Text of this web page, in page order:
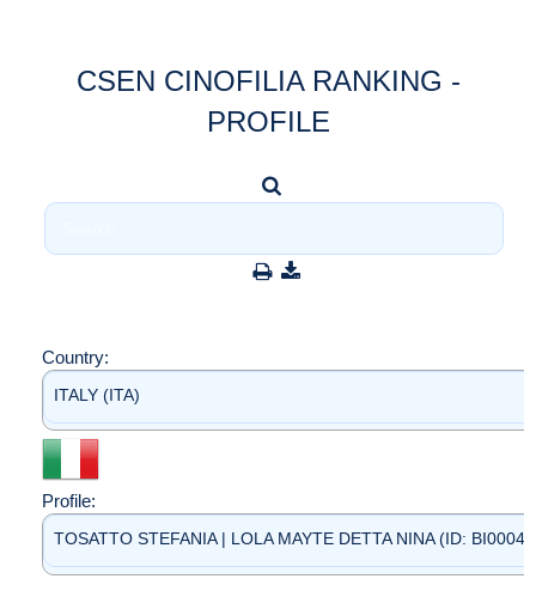
CSEN CINOFILIA RANKING -
PROFILE
Country:
ITALY (ITA)
Profile:
TOSATTO STEFANIA | LOLA MAYTE DETTA NINA (ID: